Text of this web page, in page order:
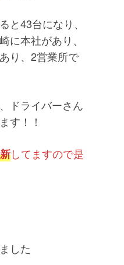
と43台になり、
に本社があり、
り、2営業所で
ドライバーさん
す！！
してますので是
した